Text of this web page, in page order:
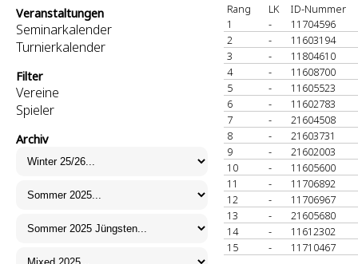
Veranstaltungen
Seminarkalender
Turnierkalender
Filter
Vereine
Spieler
Archiv
Rang LK
ID-Nummer
1
-
11704596
2
-
11603194
3
-
11804610
4
-
11608700
5
-
11605523
6
-
11602783
7
-
21604508
8
-
21603731
9
-
21602003
10
-
11605600
11
-
11706892
12
-
11706967
13
-
21605680
14
-
11612302
15
- 11710467